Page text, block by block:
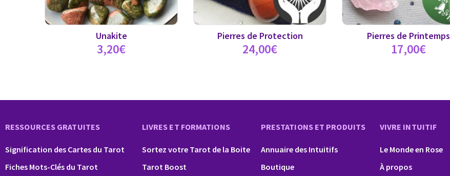
Unakite
3,20€
Pierres de Protection
24,00€
Pierres de Printemps
17,00€
RESSOURCES GRATUITES
Signification des Cartes du Tarot
Fiches Mots-Clés du Tarot
LIVRES ET FORMATIONS
Sortez votre Tarot de la Boite
Tarot Boost
PRESTATIONS ET PRODUITS
Annuaire des Intuitifs
Boutique
VIVRE INTUITIF
Le Monde en Rose
À propos